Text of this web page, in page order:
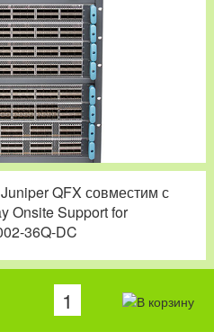
QFX совместим с
Onsite Support for
36Q-DC